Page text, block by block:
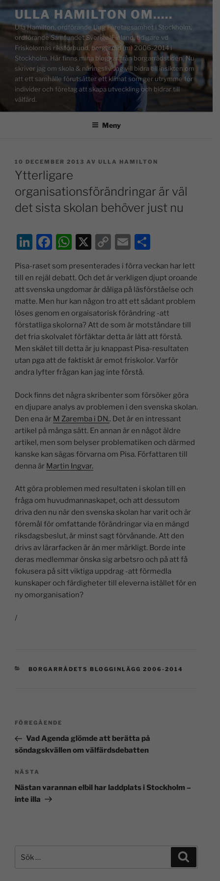
ULLA HAMILTON OM…..
Ulla Hamilton, ordförande Ung Företagsamhet i Stockholm,
ordförande Samfundet Sverige-Finland, tidigare vd
Friskolornas riksförbund, borgarråd (m) 2006-2014 i
Stockholm. Här finns mina bloggar från borgarrådstiden. Nu
skriver jag om skola & näringsliv. Jag vill bidra till insikten om
att ett samhälle förutsätter ett klimat som ger utrymme för
individer och företag att skapa utveckling och bidrar till
välfärd.
Meny
10 DECEMBER 2013 AV ULLA HAMILTON
Ytterligare
organisationsförändringar är väl
det sista skolan behöver just nu
Li
k
e
dI
n
F
c
e
b
o
o
k
W
at
s
A
p
p
X
C
p
y
Li
n
k
E
ai
l
a
Pisa-raset som presenterades i förra veckan har lett
till en rejäl debatt. Och det är verkligen djupt oroande
att svenska ungdomar är dåliga på läsförståelse och
matte. Men hur kan någon tro att ett sådant problem
löses genom en orgaisatorisk förändring -att
förstatliga skolorna? Att de som är motståndare till
det fria skolvalet förfäktar detta är lätt att förstå.
Men skälet till detta är ju knappast Pisa-resultaten
utan pga att de faktiskt är emot friskolor. Varför
andra lyfter frågan kan jag inte förstå.
Dock finns det några skribenter som försöker göra
en djupare analys av problemen i den svenska skolan.
Den ena är M Zaremba i DN.. Det är en intressant
artikel på många sätt. En annan är en något äldre
artikel, men som belyser problematiken och därmed
kanske kan sägas förvarna om Pisa. Författaren till
denna är Martin Ingvar.
Att göra problemen med resultaten i skolan till en
fråga om huvudmannaskapet, och att dessutom
driva den nu när den svenska skolan har varit och är
föremål för omfattande förändringar via en mängd
riksdagsbeslut, är minst sagt förvånande. Att den
drivs av lärarfacken är än mer märkligt. Borde inte
deras medlemmar önska sig arbetsro och på att få
fokusera på sitt viktiga uppdrag -att förmedla
kunskaper och färdigheter till eleverna istället för en
ny omorganisation?
/
BORGARRÅDETS BLOGGINLÄGG 2006-2014
FÖREGÅENDE
Vad Agenda glömde att berätta på
söndagskvällen om välfärdsdebatten
NÄSTA
Nästan varannan elbil har laddplats i Stockholm –
inte illa